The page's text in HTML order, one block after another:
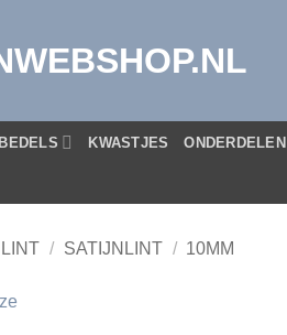
BEDELS KWASTJES ONDERDELEN
LINT / SATIJNLINT / 10MM